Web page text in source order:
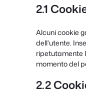
2.1
Alcuni cookie
dell'utente.
ripetutamente
momento del
2.2